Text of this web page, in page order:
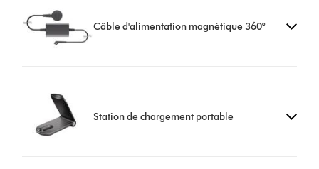
Câble d'alimentation magnétique 360°
Station de chargement portable